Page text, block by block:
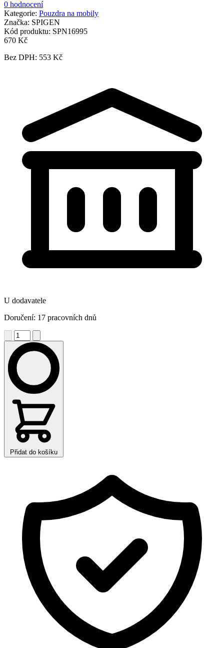
0 hodnocení
Kategorie: Pouzdra na mobily
Značka: SPIGEN
Kód produktu: SPN16995
670 Kč
Bez DPH: 553 Kč
U dodavatele
Doručení: 17 pracovních dnů
Přidat do košíku